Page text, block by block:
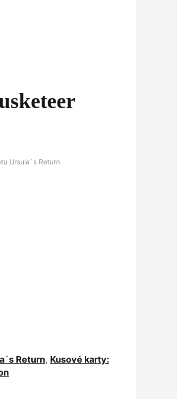
Ursula´s Return
Return, Kusové karty: